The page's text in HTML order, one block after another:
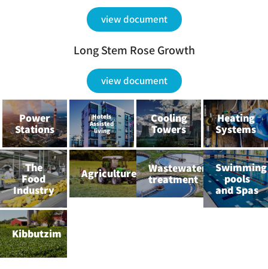
view document
Long Stem Rose Growth
view document
Power
Stations
Hotels
Assisted
living
Cooling
Towers
Heating
Systems
The
Food
Industry
Agriculture
Wastewater
treatment
Swimming
pools
and Spas
Kibbutzim